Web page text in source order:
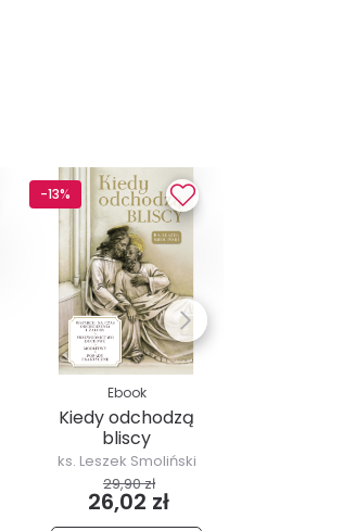
-13%
Ebook
Kiedy odchodzą
bliscy
ks. Leszek Smoliński
29,90 zł
26,02 zł